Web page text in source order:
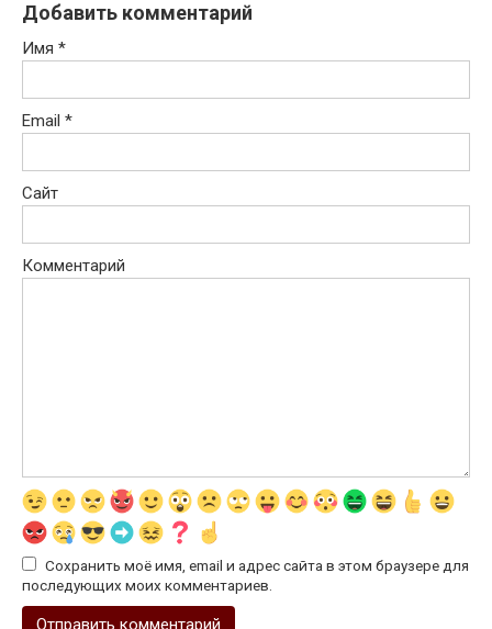
Добавить комментарий
Имя *
Email *
Сайт
Комментарий
Сохранить моё имя, email и адрес сайта в этом браузере для
последующих моих комментариев.